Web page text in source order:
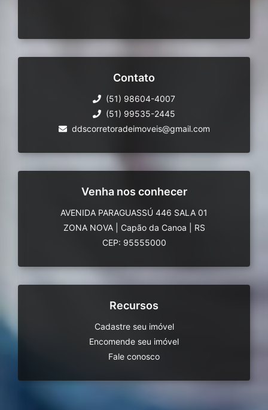
Contato
(51) 98604-4007
(51) 99535-2445
ddscorretoradeimoveis@gmail.com
Venha nos conhecer
AVENIDA PARAGUASSÚ 446 SALA 01
ZONA NOVA
Capão da Canoa
RS
CEP: 95555000
Recursos
Cadastre seu imóvel
Encomende seu imóvel
Fale conosco